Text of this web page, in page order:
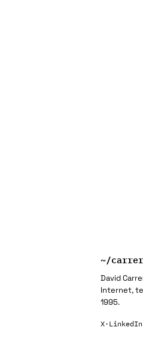
~/
David
Internet,
1995.
X· LinkedIn